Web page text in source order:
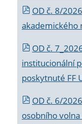
OD č. 8/
akademického
OD č.
institucionální
poskytnuté FF
OD č. 6/
osobního